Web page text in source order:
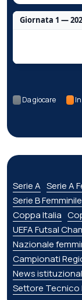
Giornata 1 —
Da giocare
Serie A Serie A
Serie B Femminile
Coppa Italia
UEFA Futsal
Nazionale
Campionati
News
Settore Tecnico